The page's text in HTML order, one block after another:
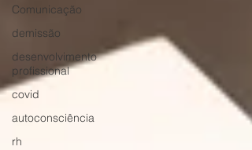
Comunicação
demissão
desenvolvimento
profissional
covid
autoconsciência
rh